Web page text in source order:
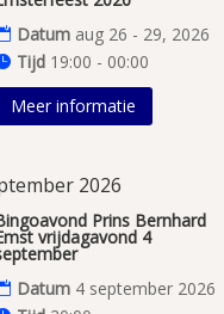
Datum aug 26 - 29, 2026
Tijd 19:00 - 00:00
Meer informatie
2026
Prins Bernhard
vrijdagavond 4
Datum 4 september 2026